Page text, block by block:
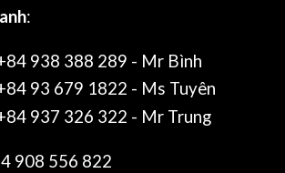
:
938 388 289 - Mr Bình
93 679 1822 - Ms Tuyên
937 326 322 - Mr Trung
908 556 822